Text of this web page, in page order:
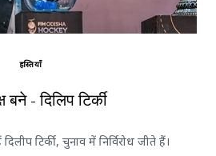
हस्तियाँ
– दिलिप टिर्की
टिर्की, चुनाव में निर्विरोध जीते हैं।